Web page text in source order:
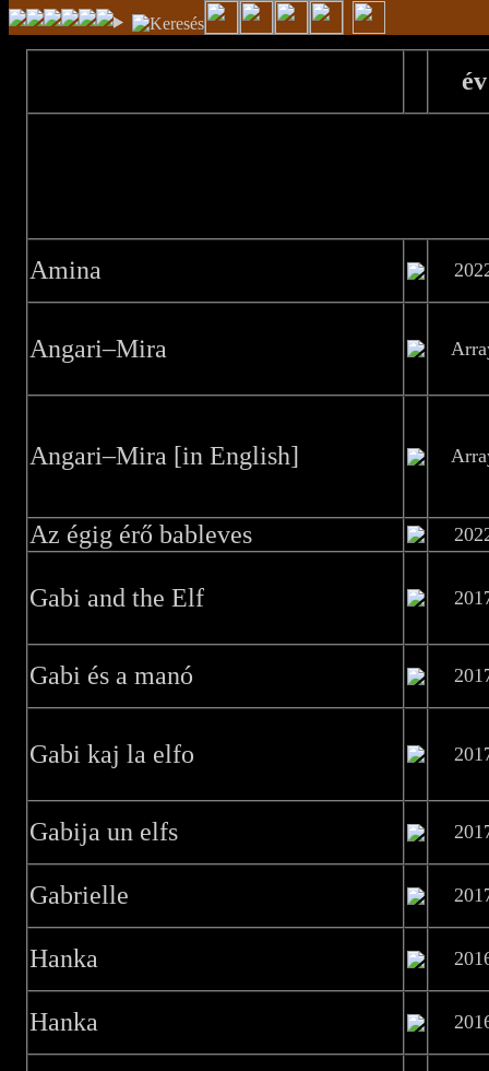
év
Amina
Angari–Mira
Angari–Mira [in English]
Az égig érő bableves
Gabi and the Elf
Gabi és a manó
Gabi kaj la elfo
Gabija un elfs
Gabrielle
Hanka
Hanka